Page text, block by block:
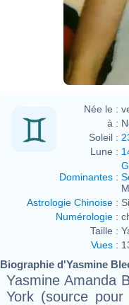
Née le :
à :
Soleil :
Lune :
Dominantes :
Astrologie Chinoise :
Numérologie :
Taille :
Vues :
Biographie d'Yasmine
Yasmine Amanda
York (source